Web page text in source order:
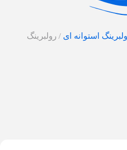
استوانه ای / رولبرینگ